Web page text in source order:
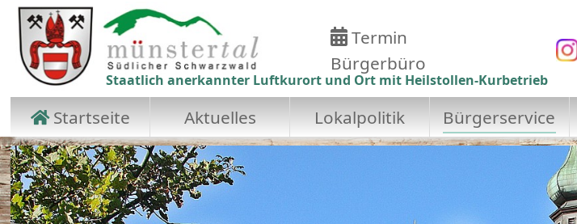
Zum Hauptinhalt springen
Staatlich anerkannter Luftkurort und Ort mit Heilstollen-Kurbetrieb
Termin
Bürgerbüro
Startseite Aktuelles Lokalpolitik Bürgerservice